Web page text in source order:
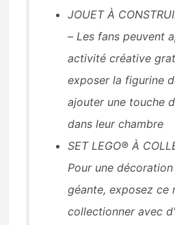
JOUET À
– Les fans peuvent
activité créative
exposer la figurine
ajouter une touche
dans leur chambre
SET LEGO® À
Pour une
géante, exposez ce
collectionner avec